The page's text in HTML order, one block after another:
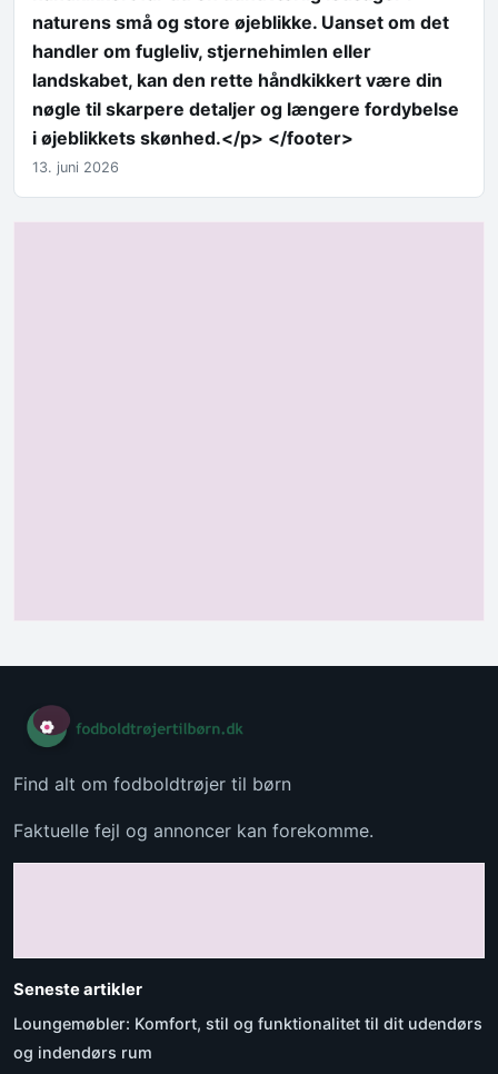
naturens små og store øjeblikke. Uanset om det
handler om fugleliv, stjernehimlen eller
landskabet, kan den rette håndkikkert være din
nøgle til skarpere detaljer og længere fordybelse
i øjeblikkets skønhed.</p> </footer>
13. juni 2026
Find alt om fodboldtrøjer til børn
Faktuelle fejl og annoncer kan forekomme.
Seneste artikler
Loungemøbler: Komfort, stil og funktionalitet til dit udendørs
og indendørs rum